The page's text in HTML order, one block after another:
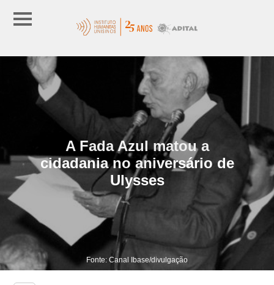
A Fada Azul matou a
cidadania no aniversário de
Ulysses
Fonte: Canal Ibase/divulgação